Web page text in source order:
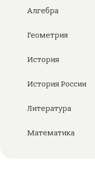
Алгебра
Геометрия
История
История России
Литература
Математика